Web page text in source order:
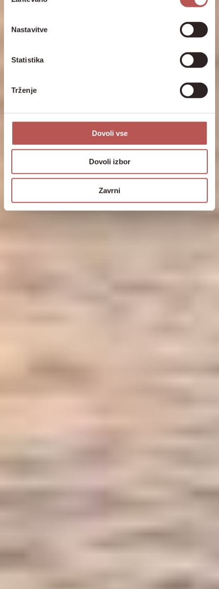
Nastavitve
Statistika
Trženje
Dovoli vse
Dovoli izbor
Zavrni
VSTOPITE V SVOJE NAJLJUBŠE MESTO